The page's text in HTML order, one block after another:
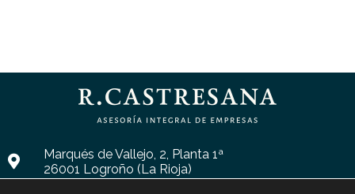
Marqués de Vallejo, 2, Planta 1ª
26001 Logroño (La Rioja)